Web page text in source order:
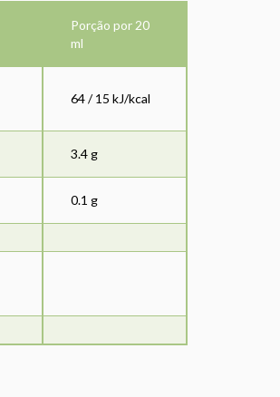
Porção por 20
ml
64 / 15 kJ/kcal
3.4 g
0.1 g